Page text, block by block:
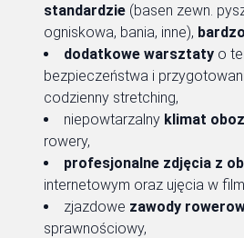
standardzie (basen zewn.
ogniskowa, bania, inne),
dodatkowe warsztaty o
bezpieczeństwa i
codzienny stretching,
niepowtarzalny klimat
rowery,
profesjonalne zdjęcia z
internetowym oraz ujęcia w
zjazdowe zawody
sprawnościowy,